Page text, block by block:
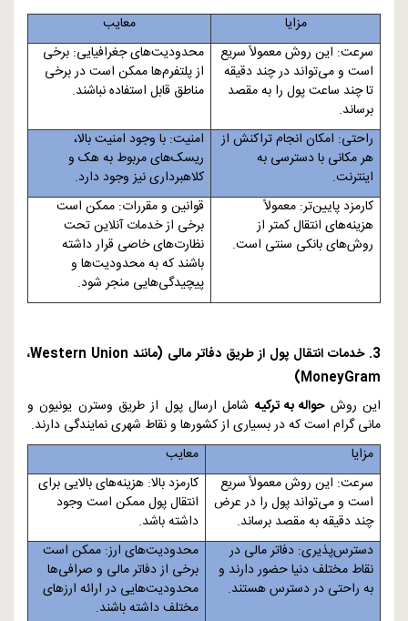
مزایا
معایب
سرعت: این روش معمولاً سریع
است و می‌تواند در چند دقیقه
تا چند ساعت پول را به مقصد
برساند.
محدودیت‌های جغرافیایی: برخی
از پلتفرم‌ها ممکن است در برخی
مناطق قابل استفاده نباشند.
راحتی: امکان انجام تراکنش از
هر مکانی با دسترسی به
اینترنت.
امنیت: با وجود امنیت بالا،
ریسک‌های مربوط به هک و
کلاهبرداری نیز وجود دارد.
کارمزد پایین‌تر: معمولاً
هزینه‌های انتقال کمتر از
روش‌های بانکی سنتی است.
قوانین و مقررات: ممکن است
برخی از خدمات آنلاین تحت
نظارت‌های خاصی قرار داشته
باشند که به محدودیت‌ها و
پیچیدگی‌هایی منجر شود.
3. خدمات انتقال پول از طریق دفاتر مالی (مانند Western Union،
MoneyGram
)
این روشحواله به ترکیه شامل ارسال پول از طریق وسترن یونیون و
مانی گرام است که در بسیاری از کشورها و نقاط شهری نمایندگی دارند.
مزایا
معایب
سرعت: این روش معمولاً سریع
است و می‌تواند پول را در عرض
چند دقیقه به مقصد برساند.
کارمزد بالا: هزینه‌های بالایی برای
انتقال پول ممکن است وجود
داشته باشد.
دسترس‌پذیری: دفاتر مالی در
نقاط مختلف دنیا حضور دارند و
به راحتی در دسترس هستند.
محدودیت‌های ارز: ممکن است
برخی از دفاتر مالی و صرافی‌ها
محدودیت‌هایی در ارائه ارزهای
مختلف داشته باشند.